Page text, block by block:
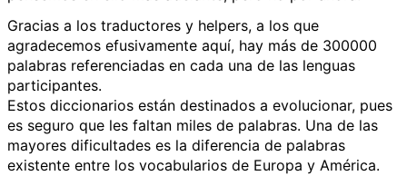
Gracias a los traductores y helpers, a los que
agradecemos efusivamente aquí, hay más de 300000
palabras referenciadas en cada una de las lenguas
participantes.
Estos diccionarios están destinados a evolucionar, pues
es seguro que les faltan miles de palabras. Una de las
mayores dificultades es la diferencia de palabras
existente entre los vocabularios de Europa y América.